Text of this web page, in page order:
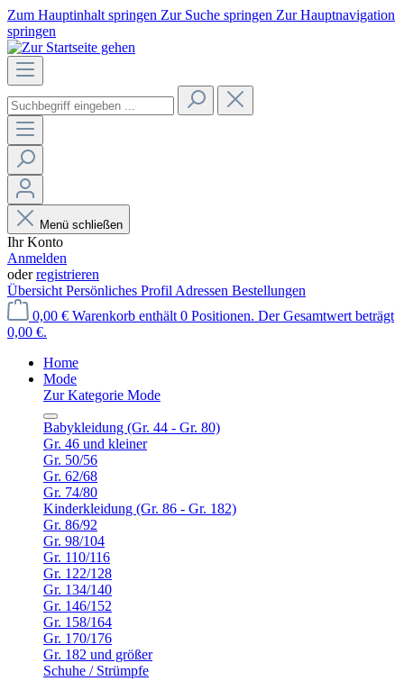
Zum Hauptinhalt springen Zur Suche springen Zur Hauptnavigation
springen
Menü schließen
Ihr Konto
Anmelden
oderregistrieren
Übersicht Persönliches Profil Adressen Bestellungen
0,00 € Warenkorb enthält 0 Positionen. Der Gesamtwert beträgt
0,00 €.
Home
Mode
Zur Kategorie Mode
Babykleidung (Gr. 44 - Gr. 80)
Gr. 46 und kleiner
Gr. 50/56
Gr. 62/68
Gr. 74/80
Kinderkleidung (Gr. 86 - Gr. 182)
Gr. 86/92
Gr. 98/104
Gr. 110/116
Gr. 122/128
Gr. 134/140
Gr. 146/152
Gr. 158/164
Gr. 170/176
Gr. 182 und größer
Schuhe / Strümpfe